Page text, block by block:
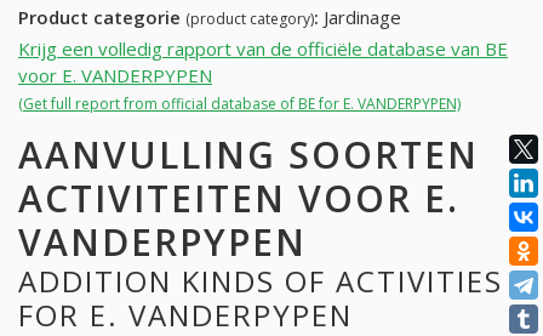
Product categorie (product category): Jardinage
Krijg een volledig rapport van de officiële database van BE
voor E. VANDERPYPEN
(Get full report from official database of BE for E. VANDERPYPEN)
AANVULLING SOORTEN
ACTIVITEITEN VOOR E.
VANDERPYPEN
ADDITION KINDS OF ACTIVITIES
FOR E. VANDERPYPEN